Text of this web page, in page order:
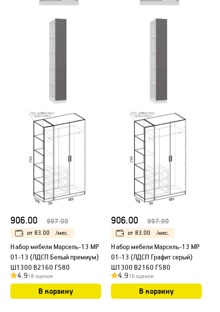
906.00 997.00
от 83.00 /мес.
Набор мебели Марсель-13 МР
01-13 (ЛДСП Белый премиум)
Ш1300 В2160 Г580
4.918 оценок
В корзину
906.00 997.00
от 83.00 /мес.
Набор мебели Марсель-13 МР
01-13 (ЛДСП Графит серый)
Ш1300 В2160 Г580
4.916 оценок
В корзину